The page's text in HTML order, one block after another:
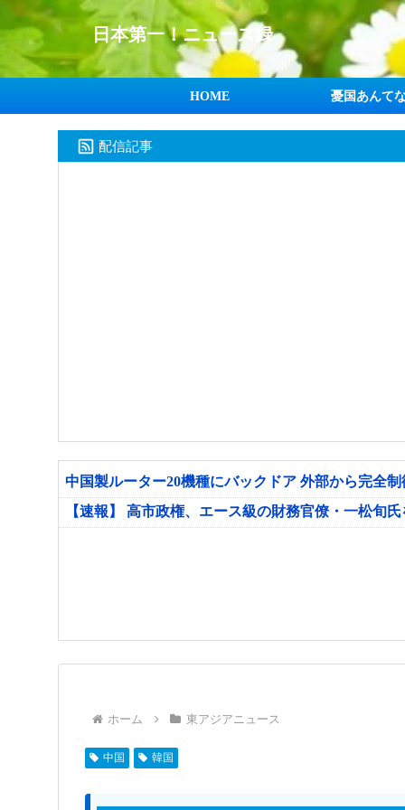
日本第一！ニュース録
HOME 憂国あんて
配信記事
中国製ルーター20機種にバックドア 外部から完全
【速報】 高市政権、エース級の財務官僚・一松旬
ホーム 東アジアニュース
中国 韓国